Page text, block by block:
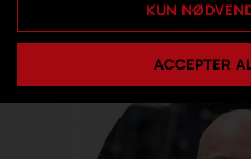
KUN
ACCEPTER